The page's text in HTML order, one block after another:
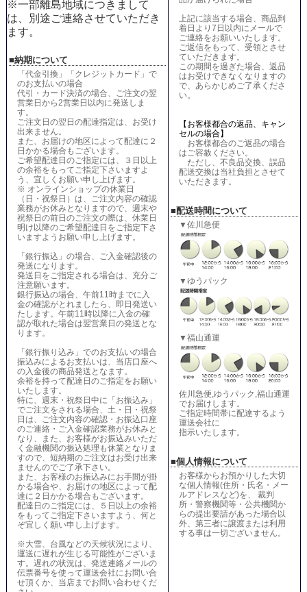
※一部離島地域につきまして
は、別途ご連絡させていただき
ます。
■納期について
「代金引換」「クレジットカード」で
のお支払いの場合
代引・カード決済の場合、ご注文の翌
営業日から2営業日以内に発送しま
す。
ご注文日の翌日の配達指定は、お受け
出来ません。
また、お届けの地区によって配達に２
日かかる場合もございます。
ご希望配達日のご指定には、３日以上
の余裕をもってご指定下さいますよ
う、宜しくお願い申し上げます。
※ オンラインショップの休業日
（日・祝祭日）は、ご注文内容の確認
業務がお休みとなりますので、週末や
祝祭日の前日のご注文の際は、休業日
明け以降のご希望配達日をご指定下さ
いますようお願い申し上げます。
「銀行振込」の場合、ご入金確認後の
発送になります。
発送日をご指定される場合は、充分ご
注意願います。
銀行振込の場合、午前11時までに入
金の確認がとれましたら、即日発送い
たします。午前11時以降に入金の確
認が取れた場合は翌営業日の発送とな
ります。
「銀行振り込み」でのお支払いの場合
振込みによるお支払いは、当店口座へ
の入金後の商品発送となます。
余裕を持って配達日のご指定をお願い
いたします。
特に、週末・祝祭日中に「お振込み」
でご注文をされる場合、土・日・祝祭
日は、ご注文内容の確認・お振込口座
のご連絡・ご入金確認業務がお休みと
なり、また、お客様がお振込みいただ
く金融機関の振込処理も休業となりま
すので、短納期のご注文はお受け出来
ませんのでご了承下さい。
また、お客様のお振込みにお手間が掛
かる場合や、お届けの地区によって配
達に２日かかる場合もございます。
配達日のご指定には、５日以上の余裕
をもってご指定下さいますよう、何と
ぞ宜しく願い申し上げます。
※大雪、台風などの天候状況により、
運送に遅れが生じる可能性がございま
す。遅れの状況は、発送連絡メールの
伝票番号を使って運送会社にお問い合
せ頂くか、当店までお問い合わせくだ
上記に該当する場合、商品到
着日より7日以内にメールで
ご連絡をお願いいたします。
ご返信をもって、受領とさせ
ていただきます。
この期間を過ぎた場合、返品
はお受けできなくなりますの
で、あらかじめご了承くださ
い。
【お客様都合の返品、キャン
セルの場合】
お客様都合のご返品の場合
はご容赦ください。
ただし、不良品交換、誤品
配送交換は当社負担とさせて
いただきます。
■配送時間について
▼佐川急便
▼ゆうパック
▼福山通運
佐川急便,ゆうパック,福山通運
でお届けします。
ご指定時間帯に配達するよう
運送会社に
指示いたします。
■個人情報について
お客様からお預かりした大切
な個人情報(住所・氏名・メー
ルアドレスなど)を、 裁判
所・警察機関等・公共機関か
らの提出要請があった場合以
外、第三者に譲渡または利用
する事は一切ございません。